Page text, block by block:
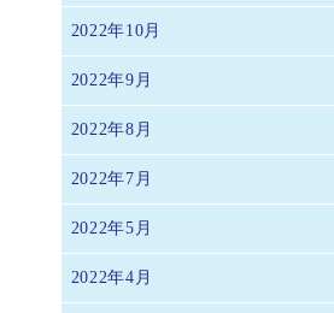
2022年10月
2022年9月
2022年8月
2022年7月
2022年5月
2022年4月